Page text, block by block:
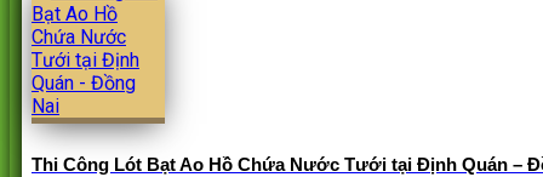
Thi Công Lót Bạt Ao Hồ Chứa Nước Tưới tại Định Quán –